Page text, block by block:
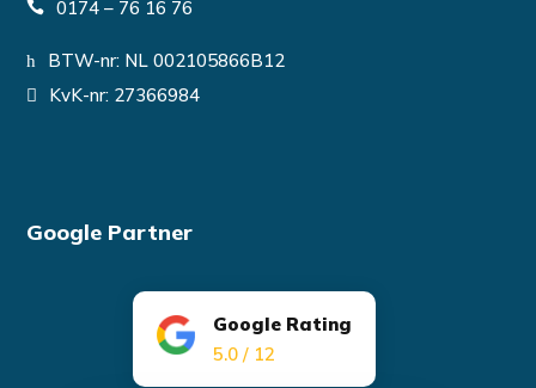
0174 – 76 16 76
BTW-nr: NL 002105866B12
KvK-nr: 27366984
Google Partner
Google Rating
5.0 / 12